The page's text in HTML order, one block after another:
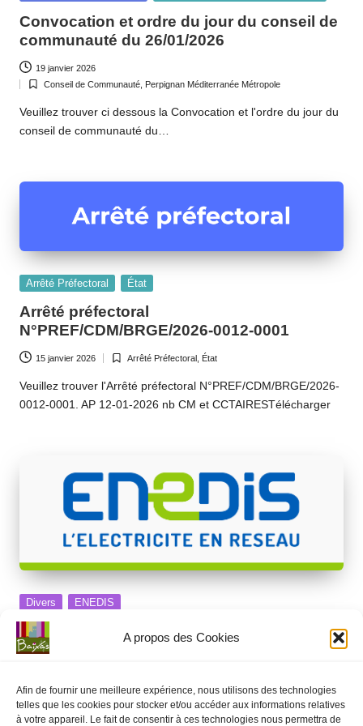
A propos des Cookies
Afin de fournir une meilleure expérience, nous utilisons des technologies
telles que les cookies pour stocker et/ou accéder aux informations relatives
à votre appareil. Le fait de consentir à ces technologies nous permettra de
o
m
m
u
n
d
ai
x
a
s
Convocation et ordre du jour du conseil de
communauté du 26/01/2026
19 janvier 2026
Posted
in
Conseil de Communauté, Perpignan Méditerranée Métropole
Veuillez trouver ci dessous la Convocation et l'ordre du jour du
conseil de communauté du…
Posted
Arrêté Préfectoral État
Arrêté préfectoral
N°PREF/CDM/BRGE/2026-0012-0001
15 janvier 2026
Posted
in
Arrêté Préfectoral, État
Veuillez trouver l'Arrêté préfectoral N°PREF/CDM/BRGE/2026-
0012-0001. AP 12-01-2026 nb CM et CCTAIRESTélécharger
Posted
in
Divers ENEDIS
Coupure de courant pour travaux –
Mercredi 28 janvier 2026
Posted
in
AVIS DE COUPURES DE COURANT 28-01-26-2Télécharger